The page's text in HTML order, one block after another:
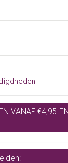
VANAF €4,95